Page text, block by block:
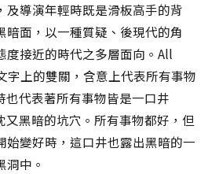
及導演年輕時既是滑板高手的背
暗面，以一種質疑、後現代的角
度接近的時代之多層面向。All
字上的雙關，含意上代表所有事物
代表著所有事物皆是一口井
又黑暗的坑穴。所有事物都好，但
始變好時，這口井也露出黑暗的一
洞中。